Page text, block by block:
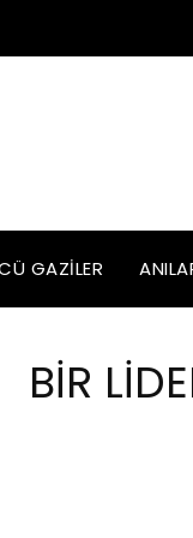
GAZILER
BİR